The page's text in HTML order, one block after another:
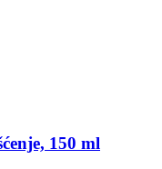
150 ml